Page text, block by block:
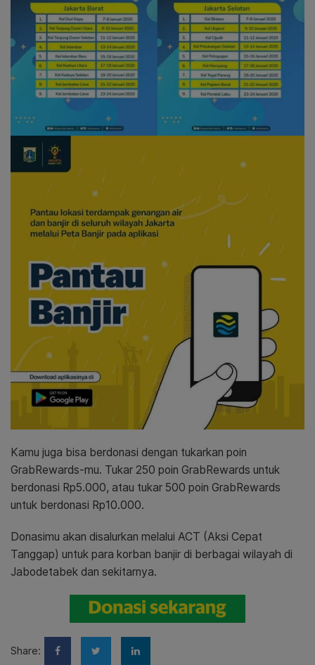
Kamu juga bisa berdonasi dengan tukarkan poin
GrabRewards-mu. Tukar 250 poin GrabRewards untuk
berdonasi Rp5.000, atau tukar 500 poin GrabRewards
untuk berdonasi Rp10.000.
Donasimu akan disalurkan melalui ACT (Aksi Cepat
Tanggap) untuk para korban banjir di berbagai wilayah di
Jabodetabek dan sekitarnya.
Share: